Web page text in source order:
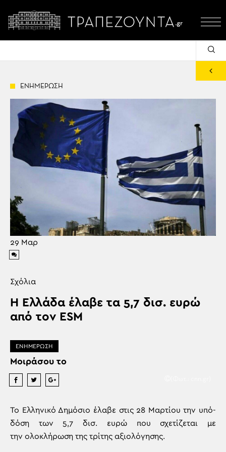
ΕΝΗΜΕΡΩΣΗ
29 Μαρ
Σχόλια
Η Ελλάδα έλαβε τα 5,7 δισ. ευρώ
από τον ESM
ΕΝΗΜΕΡΩΣΗ
Μοιράσου το
Το Ελληνικό Δημόσιο έλαβε στις 28 Μαρτίου την υπό-
δόση των 5,7 δισ. ευρώ που σχετίζεται με
την ολοκλήρωση της τρίτης αξιολόγησης.